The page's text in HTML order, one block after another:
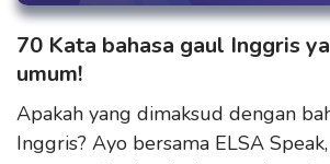
70 Kata bahasa gaul Inggris
umum!
Apakah yang dimaksud dengan
Inggris? Ayo bersama ELSA